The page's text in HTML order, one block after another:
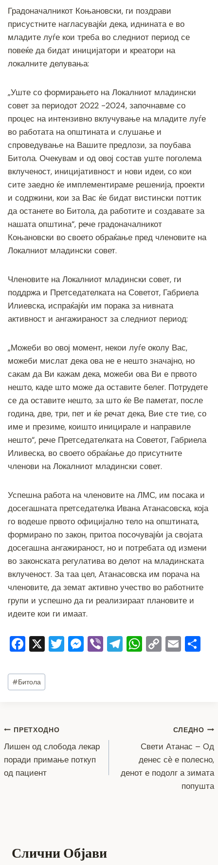
Градоначалникот Коњановски, ги поздрави
присустните нагласувајќи дека, иднината е во
младите луѓе кои треба во следниот период се
повеќе да бидат иницијатори и креатори на
локалните делувања:
„Уште со формирањето на Локалниот младински
совет за периодот 2022 -2024, започнавме со
процес на интензивно вклучување на младите луѓе
во работата на општината и слушање и
спроведување на Вашите предлози, за поубава
Битола. Очекувам и од овој состав уште поголема
вклученост, иницијативност и нови идеи, со кои
сите заедно ќе имплементираме решенија, проекти
и содржини, кои за Вас ќе бидат вистински поттик
да останете во Битола, да работите и создавате за
нашата општина“, рече градоначалникот
Коњановски во своето обраќање пред членовите на
Локалниот младински совет.
Членовите на Локалниот младински совет, ги
поддржа и Претседателката на Советот, Габриела
Илиевска, испраќајќи им порака за нивната
активност и ангажираност за следниот период:
„Можеби во овој момент, некои луѓе околу Вас,
можеби мислат дека ова не е нешто значајно, но
сакам да Ви кажам дека, можеби ова Ви е првото
нешто, каде што може да оставите белег. Потрудете
се да оставите нешто, за што ќе Ве паметат, после
година, две, три, пет и ќе речат дека, Вие сте тие, со
име и презиме, коишто иницирале и направиле
нешто“, рече Претседателката на Советот, Габриела
Иливеска, во своето обраќање до присутните
членови на Локалниот младински совет.
Успешна работа на членовите на ЛМС, им посака и
досегашната претседателка Ивана Атанасовска, која
го водеше првото официјално тело на општината,
формирано по закон, притоа посочувајќи ја својата
досегашна ангажираност, но и потребата од измени
во законската регулатива во делот на младинската
вклученост. За таа цел, Атанасовска им порача на
членовите, да земат активно учество во работните
групи и успешно да ги реализираат плановите и
идеите кои ги имаат.
F
c
e
o
o
k
X T M Vi T W
p
C
k
E
Post
Tags:
#Битола
Навигација
на
напис
ПРЕТХОДНО
Лишен од слобода лекар
поради примање поткуп
од пациент
СЛЕДНО
Свети Атанас – Oд
денес сѐ е полесно,
денот е подолг а зимата
попушта
Слични Објави